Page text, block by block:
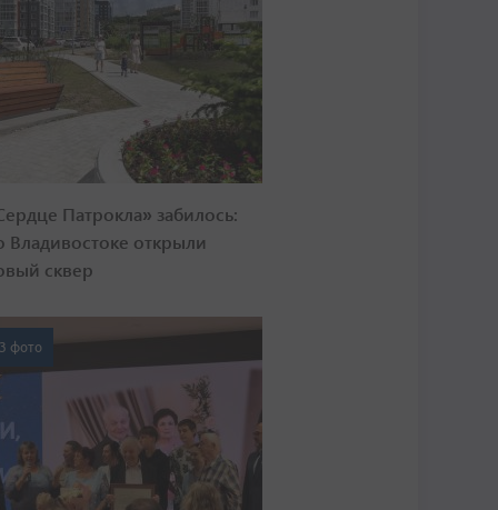
Патрокла» забилось:
Владивостоке открыли
сквер
фото